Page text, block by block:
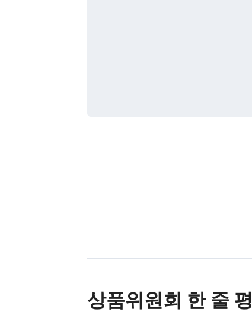
상품위원회 한 줄 평